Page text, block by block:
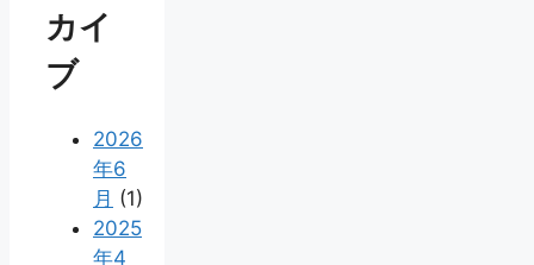
カイ
ブ
2026
年6
月 (1)
2025
年4